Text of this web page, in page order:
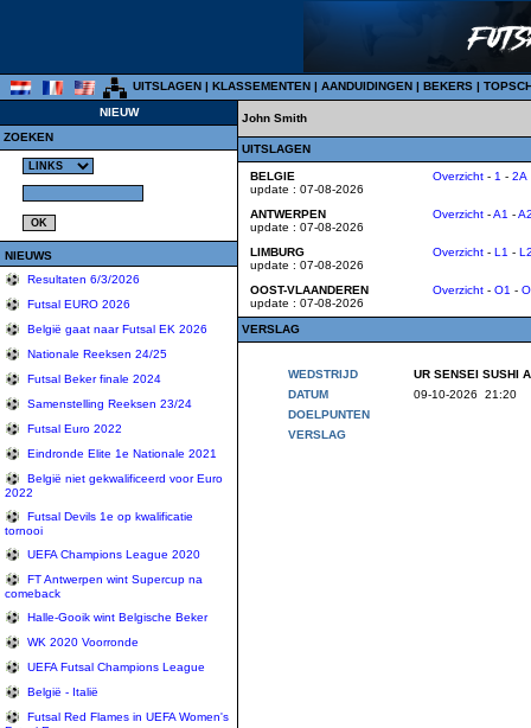
UITSLAGEN | KLASSEMENTEN | AANDUIDINGEN | BEKERS |
NIEUW
ZOEKEN
NIEUWS
Resultaten 6/3/2026
Futsal EURO 2026
België gaat naar Futsal EK 2026
Nationale Reeksen 24/25
Futsal Beker finale 2024
Samenstelling Reeksen 23/24
Futsal Euro 2022
Eindronde Elite 1e Nationale 2021
België niet gekwalificeerd voor Euro
2022
Futsal Devils 1e op kwalificatie
tornooi
UEFA Champions League 2020
FT Antwerpen wint Supercup na
comeback
Halle-Gooik wint Belgische Beker
WK 2020 Voorronde
UEFA Futsal Champions League
België - Italië
Futsal Red Flames in UEFA Women's
John Smith
UITSLAGEN
BELGIE
update : 07-08-2026
Overzicht - 1 - 2A
ANTWERPEN
update : 07-08-2026
Overzicht -A1 -
LIMBURG
update : 07-08-2026
Overzicht - L1 -
OOST-VLAANDEREN
update : 07-08-2026
Overzicht - O1 -
VERSLAG
WEDSTRIJD
UR SENSEI
DATUM
09-10-2026 21:20
DOELPUNTEN
VERSLAG